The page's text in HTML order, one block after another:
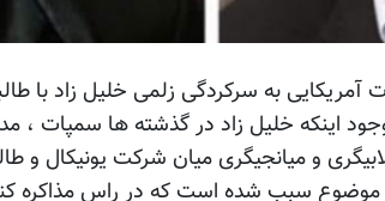
به سرکردگی زلمی خلیل زاد با
اینکه خلیل زاد در گذشته ها سمپات ،
و میانجیگری میان شرکت یونیکال و
موضوع سبب شده است که در راس مذاکره